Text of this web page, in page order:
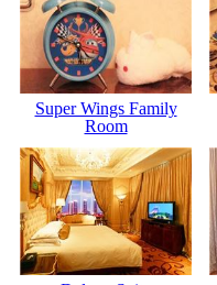
Super Wings Family
Room